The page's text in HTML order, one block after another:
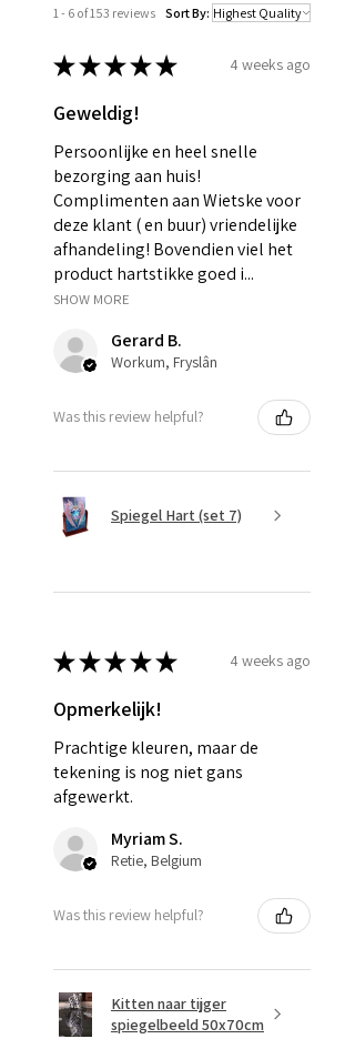
1 - 6 of 153 reviews Sort By:
★★★★★ 4 weeks ago
Geweldig!
Persoonlijke en heel snelle
bezorging aan huis!
Complimenten aan Wietske voor
deze klant ( en buur) vriendelijke
afhandeling! Bovendien viel het
product hartstikke goed i...
SHOW MORE
Gerard B.
Workum, Fryslân
Was this review helpful?
Spiegel Hart (set 7)
★★★★★ 4 weeks ago
Opmerkelijk!
Prachtige kleuren, maar de
tekening is nog niet gans
afgewerkt.
Myriam S.
Retie, Belgium
Was this review helpful?
Kitten naar tijger
spiegelbeeld 50x70cm